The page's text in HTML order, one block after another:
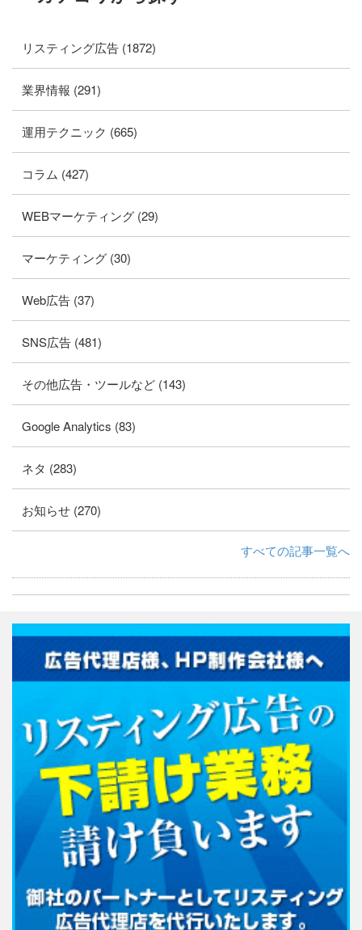
リスティング広告 (1872)
業界情報 (291)
運用テクニック (665)
コラム (427)
WEBマーケティング (29)
マーケティング (30)
Web広告 (37)
SNS広告 (481)
その他広告・ツールなど (143)
Google Analytics (83)
ネタ (283)
お知らせ (270)
すべての記事一覧へ